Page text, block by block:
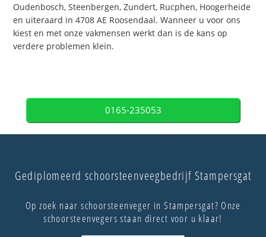
Oudenbosch, Steenbergen, Zundert, Rucphen, Hoogerheide
en uiteraard in 4708 AE Roosendaal. Wanneer u voor ons
kiest en met onze vakmensen werkt dan is de kans op
verdere problemen klein.
0165-235053
Gediplomeerd schoorsteenveegbedrijf Stampersgat
Op zoek naar schoorsteenveger in Stampersgat? Onze
schoorsteenvegers staan direct voor u klaar!